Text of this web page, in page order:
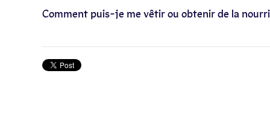
Comment puis-je me vêtir ou obtenir de la